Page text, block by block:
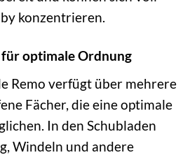
konzentrieren.
optimale Ordnung
Remo verfügt über mehrere
Fächer, die eine optimale
In den Schubladen
Windeln und andere